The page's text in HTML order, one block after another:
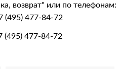
возврат" или по телефонам:
(495) 477-84-72
(495) 477-84-72